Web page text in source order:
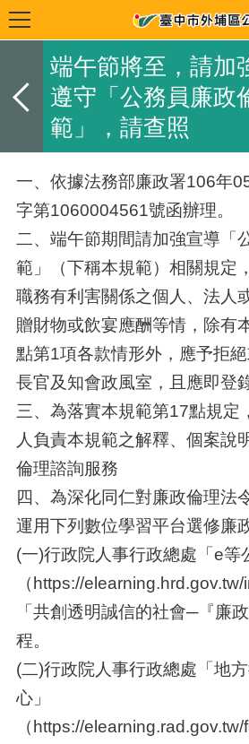
端午節將至，請加
遵守「公務員廉政
範」，請查照
一、依據法務部廉政署106年
字第1060004561號函辦理。
二、端午節期間請加強宣導「
範」（下稱本規範）相關規定
職務有利害關係之個人、法人
贈財物或飲宴應酬等情，除有
點第1項各款情形外，應予拒
長官及知會政風室，且應即登
三、為落實本規範第17點規定
人負責本規範之解釋、個案說
倫理諮詢服務
四、為深化同仁對廉政倫理法
運用下列數位學習平台選修廉
(一)行政院人事行政總處「e等
（https://
「共創透明誠信的社會─『廉
程。
(二)行政院人事行政總處「地
心」
（https://elearning.rad.gov.tw/